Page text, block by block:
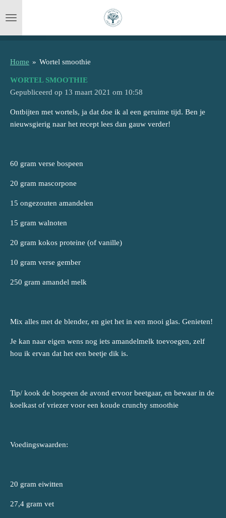
direct
naar
hoofdinhoud
Home » Wortel smoothie
WORTEL SMOOTHIE
Gepubliceerd op 13 maart 2021 om 10:58
Ontbijten met wortels, ja dat doe ik al een geruime tijd. Ben je
nieuwsgierig naar het recept lees dan gauw verder!
60 gram verse bospeen
20 gram mascorpone
15 ongezouten amandelen
15 gram walnoten
20 gram kokos proteine (of vanille)
10 gram verse gember
250 gram amandel melk
Mix alles met de blender, en giet het in een mooi glas. Genieten!
Je kan naar eigen wens nog iets amandelmelk toevoegen, zelf
hou ik ervan dat het een beetje dik is.
Tip/ kook de bospeen de avond ervoor beetgaar, en bewaar in de
koelkast of vriezer voor een koude crunchy smoothie
Voedingswaarden:
20 gram eiwitten
27,4 gram vet